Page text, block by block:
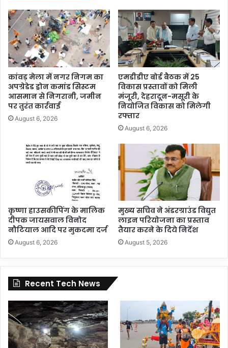
कांवड़ मेला में नगर निगम का
अपग्रेडेड ड्रोन कमांड सिस्टम
आसमान से निगरानी, जमीन
पर तुरंत कार्रवाई
August 6, 2026
एमडीडीए बोर्ड बैठक में 25
विकास प्रस्तावों को मिली
मंजूरी, देहरादून-मसूरी के
नियोजित विकास को मिलेगी
रफ्तार
August 6, 2026
कृष्णा हाउसकीपिंग के मालिक
दीपक जायसवाल विनोद
नौटियाल आदि पर मुकदमा दर्ज
August 6, 2026
मुख्य सचिव ने अंडरग्राउंड विद्युत
लाइन परियोजना का प्रस्ताव
तैयार करने के दिये निर्देश
August 5, 2026
Recent Tech News